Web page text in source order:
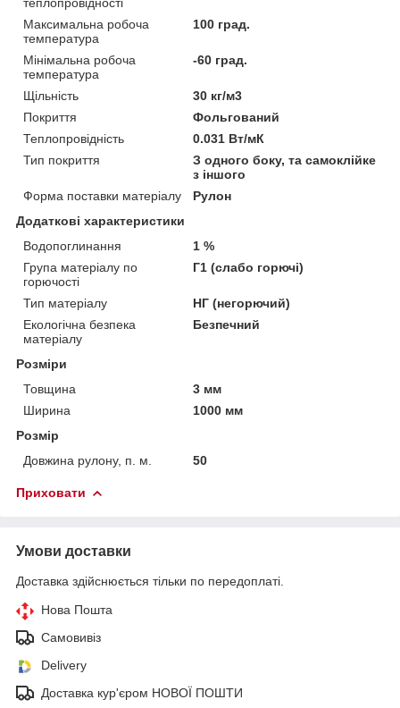
Максимальна робоча
температура
100 град.
Мінімальна робоча
температура
-60 град.
Щільність
30 кг/м3
Покриття
Фольгований
Теплопровідність
0.031 Вт/мК
Тип покриття
З одного боку, та самоклійке
з іншого
Форма поставки матеріалу
Рулон
Додаткові характеристики
Водопоглинання
1 %
Група матеріалу по
горючості
Г1 (слабо горючі)
Тип матеріалу
НГ (негорючий)
Екологічна безпека
матеріалу
Безпечний
Розміри
Товщина
3 мм
Ширина
1000 мм
Розмір
Довжина рулону, п. м.
50
Приховати
Умови доставки
Доставка здійснюється тільки по передоплаті.
Нова Пошта
Самовивіз
Delivery
Доставка кур'єром НОВОЇ ПОШТИ